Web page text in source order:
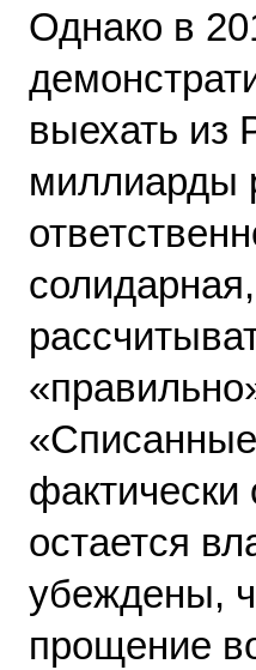
Однако в
выехать из
миллиарды
остается
убеждены,
прощение